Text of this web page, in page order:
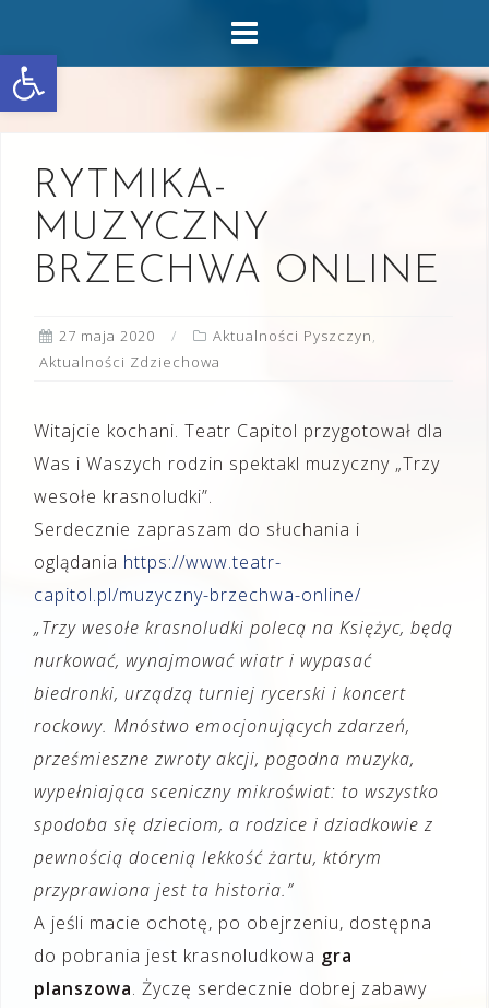
Otwórz pasek narzędzi
content
RYTMIKA-
MUZYCZNY
BRZECHWA ONLINE
27 maja 2020 Aktualności Pyszczyn,
Aktualności Zdziechowa
Witajcie kochani. Teatr Capitol przygotował dla
Was i Waszych rodzin spektakl muzyczny „Trzy
wesołe krasnoludki”.
Serdecznie zapraszam do słuchania i
oglądania https://www.teatr-
capitol.pl/muzyczny-brzechwa-online/
„Trzy wesołe krasnoludki polecą na Księżyc, będą
nurkować, wynajmować wiatr i wypasać
biedronki, urządzą turniej rycerski i koncert
rockowy. Mnóstwo emocjonujących zdarzeń,
prześmieszne zwroty akcji, pogodna muzyka,
wypełniająca sceniczny mikroświat: to wszystko
spodoba się dzieciom, a rodzice i dziadkowie z
pewnością docenią lekkość żartu, którym
przyprawiona jest ta historia.”
A jeśli macie ochotę, po obejrzeniu, dostępna
do pobrania jest krasnoludkowa gra
planszowa. Życzę serdecznie dobrej zabawy